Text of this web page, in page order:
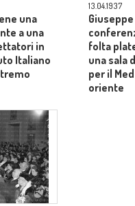
una
a una
in
Italiano
13.04.1937
folta
una sala
per il
oriente